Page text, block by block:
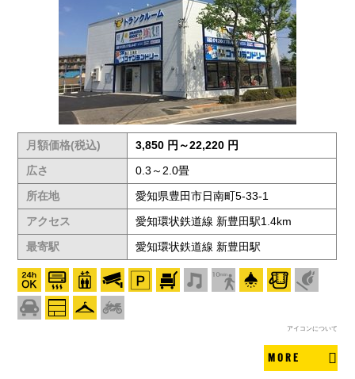
月額価格(税込)
3,850 円～22,220 円
広さ
0.3～2.0畳
所在地
愛知県豊田市日南町5-33-1
アクセス
愛知環状鉄道線 新豊田駅1.4km
最寄駅
愛知環状鉄道線 新豊田駅
アイコンについて
MORE